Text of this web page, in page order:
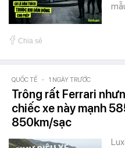
Chia sẻ
QUỐC TẾ - 1 NGÀY TRƯỚC
Trông rất Ferrari
chiếc xe này mạnh
850km/sạc